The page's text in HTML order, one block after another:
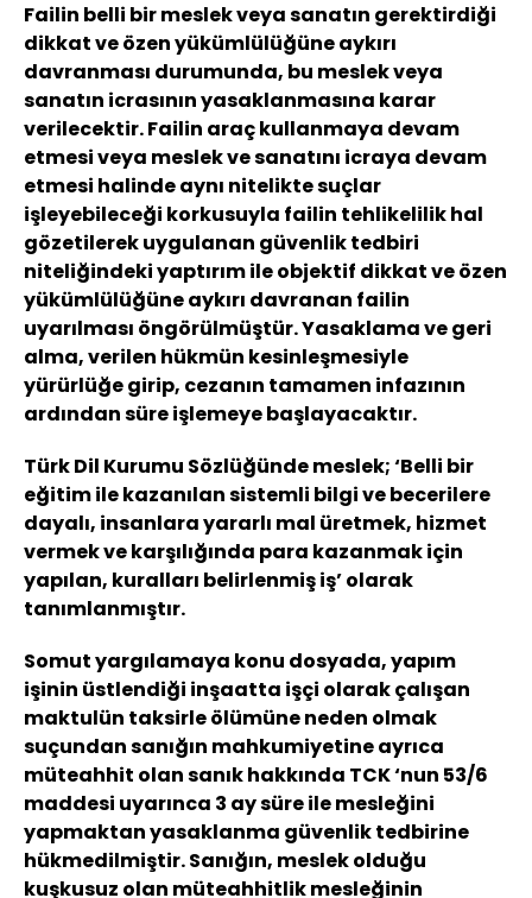
Failin belli bir meslek veya sanatın gerektirdiği
dikkat ve özen yükümlülüğüne aykırı
davranması durumunda, bu meslek veya
sanatın icrasının yasaklanmasına karar
verilecektir. Failin araç kullanmaya devam
etmesi veya meslek ve sanatını icraya devam
etmesi halinde aynı nitelikte suçlar
işleyebileceği korkusuyla failin tehlikelilik hal
gözetilerek uygulanan güvenlik tedbiri
niteliğindeki yaptırım ile objektif dikkat ve özen
yükümlülüğüne aykırı davranan failin
uyarılması öngörülmüştür. Yasaklama ve geri
alma, verilen hükmün kesinleşmesiyle
yürürlüğe girip, cezanın tamamen infazının
ardından süre işlemeye başlayacaktır.
Türk Dil Kurumu Sözlüğünde meslek; ‘Belli bir
eğitim ile kazanılan sistemli bilgi ve becerilere
dayalı, insanlara yararlı mal üretmek, hizmet
vermek ve karşılığında para kazanmak için
yapılan, kuralları belirlenmiş iş’ olarak
tanımlanmıştır.
Somut yargılamaya konu dosyada, yapım
işinin üstlendiği inşaatta işçi olarak çalışan
maktulün taksirle ölümüne neden olmak
suçundan sanığın mahkumiyetine ayrıca
müteahhit olan sanık hakkında TCK ‘nun 53/6
maddesi uyarınca 3 ay süre ile mesleğini
yapmaktan yasaklanma güvenlik tedbirine
hükmedilmiştir. Sanığın, meslek olduğu
kuşkusuz olan müteahhitlik mesleğinin